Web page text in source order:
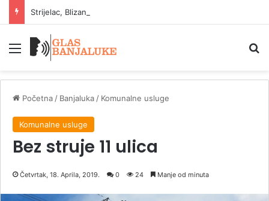
Strijelac, Blizanci i Lav: znakovi koji uživaju u ljetu
Meni
Početna / Banjaluka / Komunalne usluge
Komunalne usluge
Bez struje 11 ulica
Četvrtak, 18. Aprila, 2019. 0 24 Manje od minuta